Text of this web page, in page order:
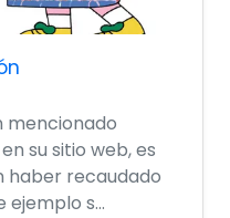
mencionado
su sitio web, es
haber recaudado
ejemplo s...